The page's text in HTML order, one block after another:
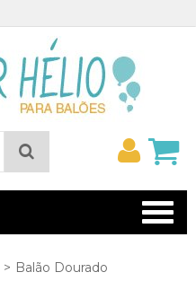
conta
> Balão Dourado